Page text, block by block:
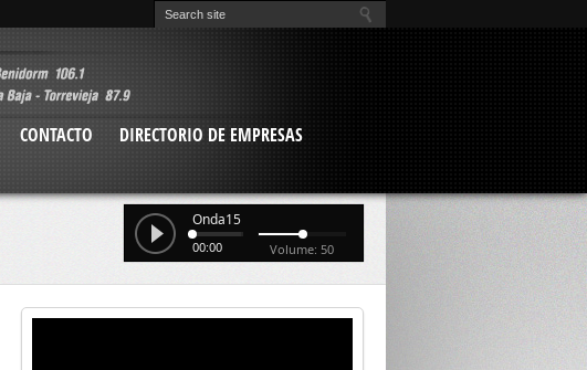
CONTACTO
DIRECTORIO DE EMPRESAS
Onda15
00:00 Volume: 50